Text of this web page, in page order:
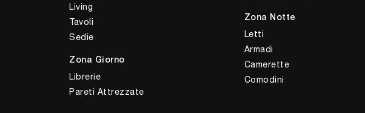
Living
Tavoli
Sedie
Zona Giorno
Librerie
Pareti Attrezzate
Zona Notte
Letti
Armadi
Camerette
Comodini